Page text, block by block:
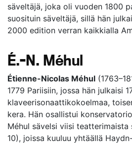
säveltäjä, joka oli vuoden 1800
suosituin säveltäjä, sillä hän
2000 edition verran kaikkialla
É.-N. Méhul
Étienne-Nicolas Méhul
1779 Pariisiin, jossa hän julkaisi
klaveerisonaattikokoelmaa,
kera. Hän osallistui
Méhul sävelsi viisi teatterimaista
10), joissa kuuluu yhtäällä